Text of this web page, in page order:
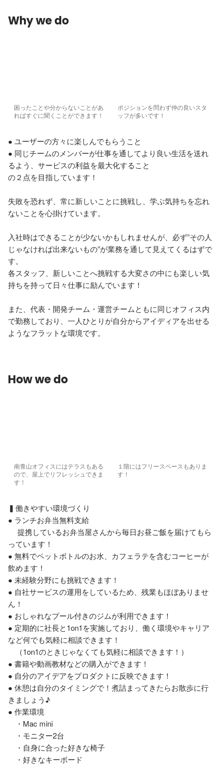
Why we do
困ったことや分からないことがあ
ればすぐに聞くことができます！
ポジションを問わず仲の良いスタ
ッフが多いです！
● ユーザーの方々に楽しんでもらうこと
● 同じチームのメンバーが仕事を通してより良い生活を送れ
るよう、サービスの利益を最大化すること
の２点を目指しています！
失敗を恐れず、常に新しいことに挑戦し、学ぶ気持ちを忘れ
ないことを心掛けています。
入社時はできることが少ないかもしれませんが、必ず”その人
じゃなければ出来ないもの”が業務を通して見えてくるはずで
す。
各スタッフ、新しいことへ挑戦する大変さの中にも楽しい気
持ちを持って日々仕事に励んでいます！
また、代表・開発チーム・運営チームともに同じオフィス内
で勤務しており、一人ひとりが自分からアイディアを出せる
ようなフラットな環境です。
How we do
南青山オフィスにはテラスもある
ので、屋上でリフレッシュできま
す！
１階にはフリースペースもありま
す！
▍働きやすい環境づくり
● ランチお弁当無料支給
提携しているお弁当屋さんから毎日お昼ご飯を届けてもら
っています！
● 無料でペットボトルのお水、カフェラテを含むコーヒーが
飲めます！
● 未経験分野にも挑戦できます！
● 自社サービスの運用をしているため、残業もほぼありませ
ん！
● おしゃれなプール付きのジムが利用できます！
● 定期的に社長と1on1を実施しており、働く環境やキャリア
など何でも気軽に相談できます！
（1on1のときじゃなくても気軽に相談できます！）
● 書籍や動画教材などの購入ができます！
● 自分のアイデアをプロダクトに反映できます！
● 休憩は自分のタイミングで！煮詰まってきたらお散歩に行
きましょう♪
● 作業環境
・Mac mini
・モニター2台
・自身に合った好きな椅子
・好きなキーボード